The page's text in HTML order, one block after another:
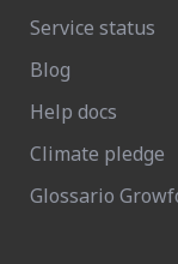
Service status
Blog
Help docs
Climate pledge
Glossario